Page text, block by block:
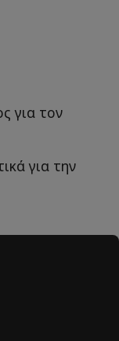
για τον
για την